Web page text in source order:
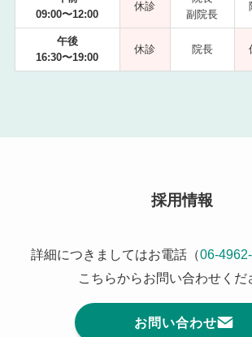
09:00〜12:00
休診
副院長
午後
16:30〜19:00
休診 院長
採用情報
詳細につきましてはお電話（06-
こちらからお問い合わせくだ
お問い合わせ